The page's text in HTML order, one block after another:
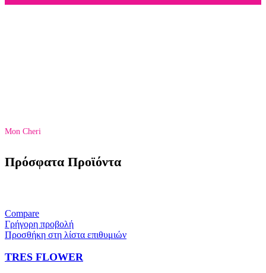
Mon Cheri
Πρόσφατα Προϊόντα
Compare
Γρήγορη προβολή
Προσθήκη στη λίστα επιθυμιών
TRES FLOWER